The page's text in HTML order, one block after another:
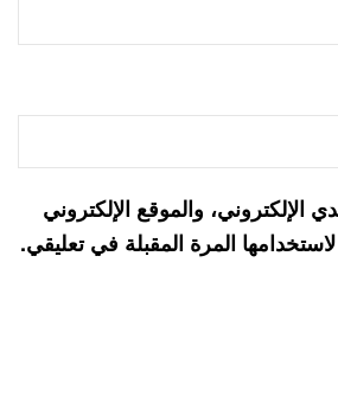
والموقع الإلكتروني
المرة المقبلة في تعليقي.